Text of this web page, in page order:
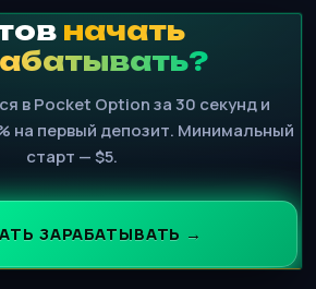
начать
в Pocket Option за 30 секунд и
на первый депозит. Минимальный
старт — $5.
ЗАРАБАТЫВАТЬ →